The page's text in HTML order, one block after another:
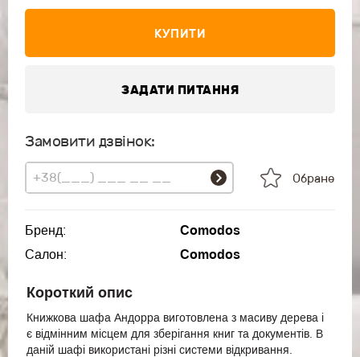
КУПИТИ
ЗАДАТИ ПИТАННЯ
Замовити дзвінок:
Обране
Бренд:
Comodos
Салон:
Comodos
Короткий опис
Книжкова шафа Андорра виготовлена з масиву дерева і
є відмінним місцем для зберігання книг та документів. В
даній шафі використані різні системи відкривання.